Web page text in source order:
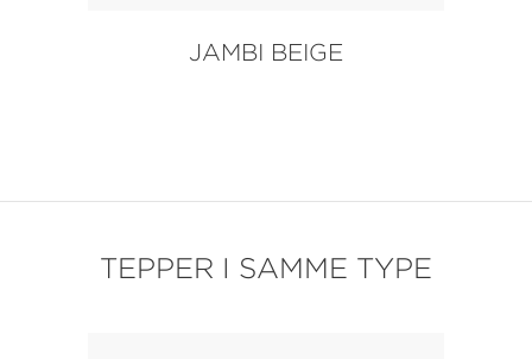
JAMBI BEIGE
TEPPER I SAMME TYPE